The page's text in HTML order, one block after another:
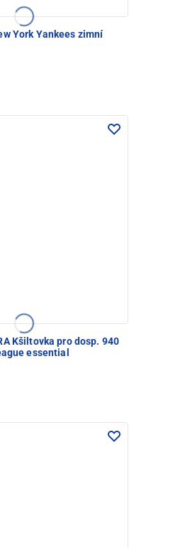
York Yankees zimní
Kšiltovka pro dosp. 940
essential